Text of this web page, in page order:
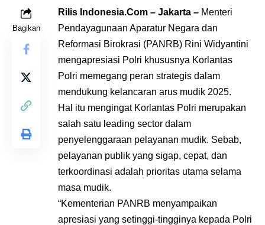
Bagikan
Rilis Indonesia.Com – Jakarta – Menteri
Pendayagunaan Aparatur Negara dan
Reformasi Birokrasi (PANRB) Rini Widyantini
mengapresiasi Polri khususnya Korlantas
Polri memegang peran strategis dalam
mendukung kelancaran arus mudik 2025.
Hal itu mengingat Korlantas Polri merupakan
salah satu leading sector dalam
penyelenggaraan pelayanan mudik. Sebab,
pelayanan publik yang sigap, cepat, dan
terkoordinasi adalah prioritas utama selama
masa mudik.
“Kementerian PANRB menyampaikan
apresiasi yang setinggi-tingginya kepada Polri